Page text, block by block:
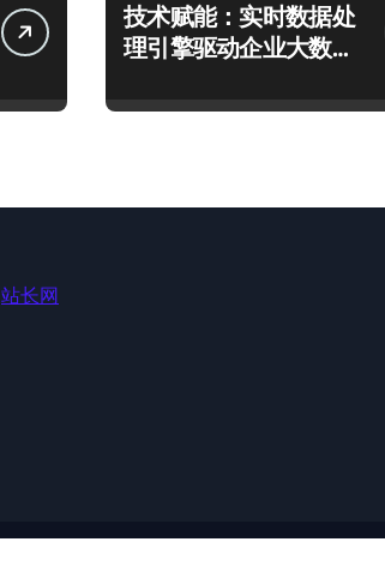
技术赋能：实时数据处
理引擎驱动企业大数据
站长网